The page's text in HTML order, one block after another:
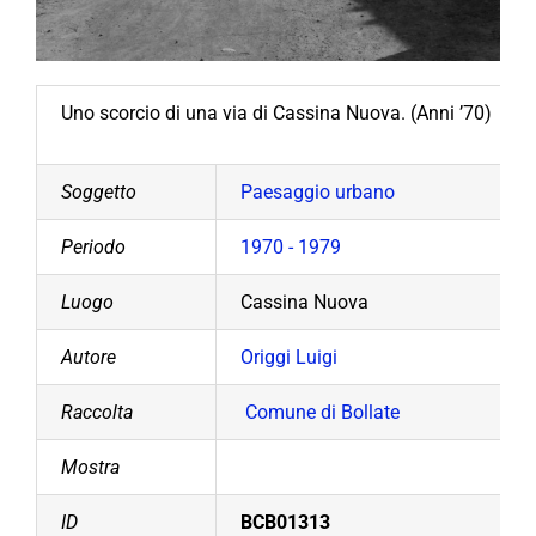
Uno scorcio di una via di Cassina Nuova. (Anni ’70)
Soggetto Paesaggio urbano
Periodo 1970 - 1979
Luogo Cassina Nuova
Autore Origgi Luigi
Raccolta Comune di Bollate
Mostra
ID BCB01313